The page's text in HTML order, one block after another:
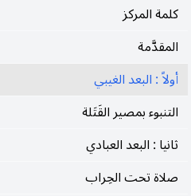
كلمة المركز
المقدَّمة
أولاً : البعد الغيبي
التنبوء بمصير القَتَلة
ثانيا : البعد العبادي
صلاة تحت الحِراب